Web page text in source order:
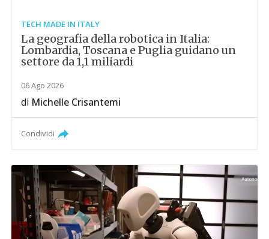
TECH MADE IN ITALY
La geografia della robotica in Italia:
Lombardia, Toscana e Puglia guidano un
settore da 1,1 miliardi
06 Ago 2026
di Michelle Crisantemi
Condividi